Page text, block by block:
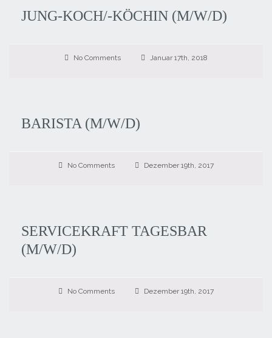
JUNG-KOCH/-KÖCHIN (M/W/D)
No Comments Januar 17th, 2018
BARISTA (M/W/D)
No Comments Dezember 19th, 2017
SERVICEKRAFT TAGESBAR
(M/W/D)
No Comments Dezember 19th, 2017